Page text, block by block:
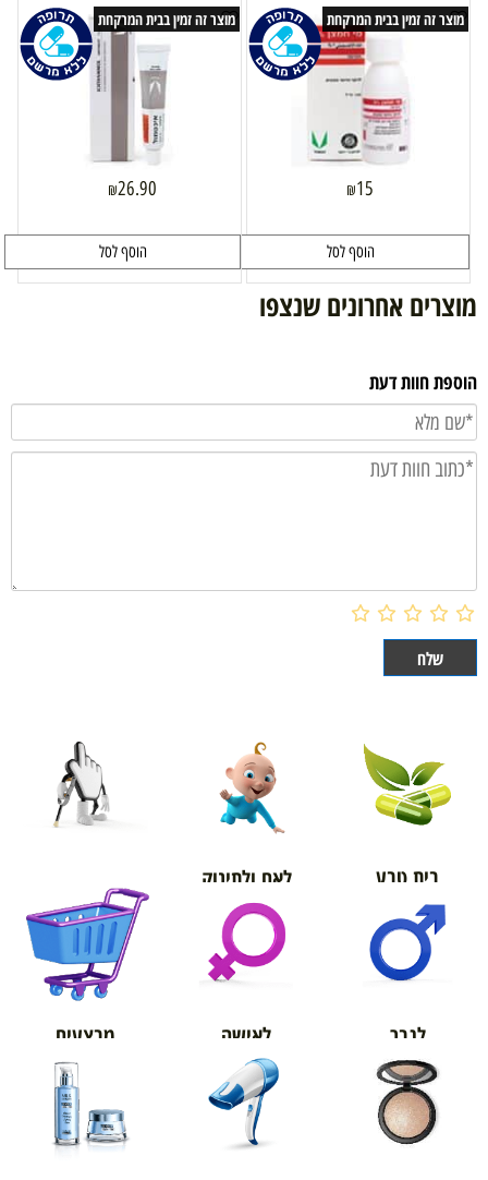
מוצר זה זמין בבית המרקחת
₪15
הוסף לסל
מוצר זה זמין בבית המרקחת
₪26.90
הוסף לסל
מוצרים אחרונים שנצפו
הוספת חוות דעת
בית טבע לאם ולתינוק
אורטופדיה
לגבר לאישה מבצעים